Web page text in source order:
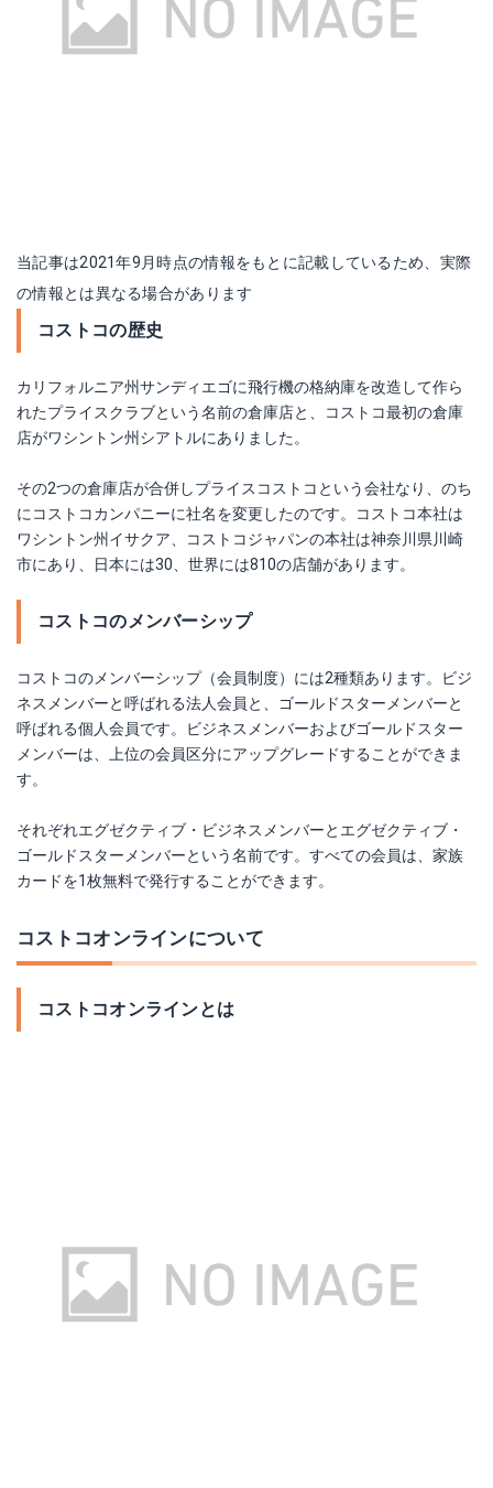
当記事は2021年9月時点の情報をもとに記載しているため、実際
の情報とは異なる場合があります
コストコの歴史
カリフォルニア州サンディエゴに飛行機の格納庫を改造して作ら
れたプライスクラブという名前の倉庫店と、コストコ最初の倉庫
店がワシントン州シアトルにありました。
その2つの倉庫店が合併しプライスコストコという会社なり、のち
にコストコカンパニーに社名を変更したのです。コストコ本社は
ワシントン州イサクア、コストコジャパンの本社は神奈川県川崎
市にあり、日本には30、世界には810の店舗があります。
コストコのメンバーシップ
コストコのメンバーシップ（会員制度）には2種類あります。ビジ
ネスメンバーと呼ばれる法人会員と、ゴールドスターメンバーと
呼ばれる個人会員です。ビジネスメンバーおよびゴールドスター
メンバーは、上位の会員区分にアップグレードすることができま
す。
それぞれエグゼクティブ・ビジネスメンバーとエグゼクティブ・
ゴールドスターメンバーという名前です。すべての会員は、家族
カードを1枚無料で発行することができます。
コストコオンラインについて
コストコオンラインとは